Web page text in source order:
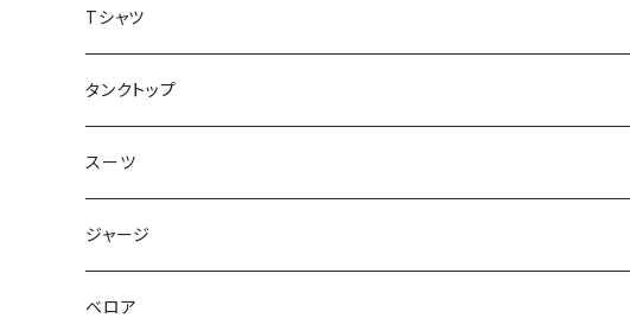
ジャケット
トップス
Tシャツ
タンクトップ
スーツ
ジャージ
ベロア